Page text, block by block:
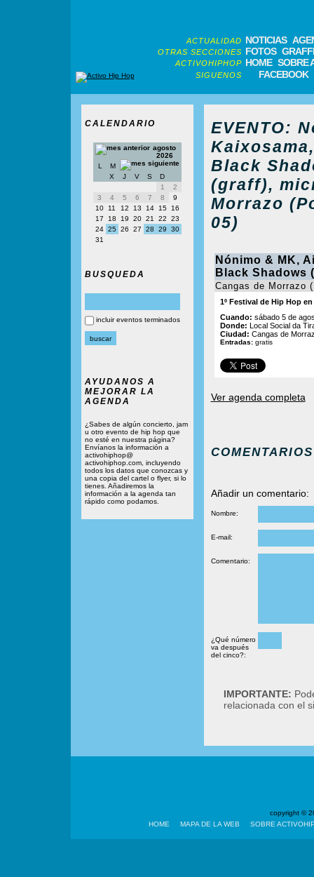
ACTUALIDAD NOTICIAS
OTRAS SECCIONES FOTOS
ACTIVOHIPHOP HOME SOBRE
SIGUENOS FACEBOOK
CALENDARIO
agosto
2026
L
M
X
J V S
D
1
2
3
4 5 6 7 8
9
10
11 12 13 14 15
16
17
18 19 20 21 22
23
24 25 26 27 28 29
30
31
BUSQUEDA
incluir eventos terminados
AYUDANOS A
MEJORAR LA
AGENDA
¿Sabes de algún concierto, jam
u otro evento de hip hop que
no esté en nuestra página?
Envíanos la información a
activohiphop@
activohiphop.com, incluyendo
todos los datos que conozcas y
una copia del cartel o flyer, si lo
tienes. Añadiremos la
información a la agenda tan
rápido como podamos.
EVENTO:
Black
(graff),
Morrazo
05)
Nónimo & MK,
Black Shadows
Cangas de Morrazo
1º Festival de Hip Hop
Cuando: sábado 5 de
Donde: Local Social da
Ciudad: Cangas de
Entradas: gratis
Ver agenda completa
COMENTARIOS
Añadir un comentario:
Nombre:
E-mail:
Comentario:
¿Qué número
va después
del cinco?:
IMPORTANTE:
relacionada con el
copyright ©
HOME
MAPA DE LA WEB SOBRE